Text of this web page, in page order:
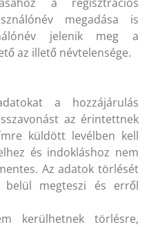
megadása is
jelenik meg a
az illető névtelensége.
a hozzájárulás
az érintettnek
küldött levélben kell
és indokláshoz nem
Az adatok törlését
belül megteszi és erről
kerülhetnek törlésre,